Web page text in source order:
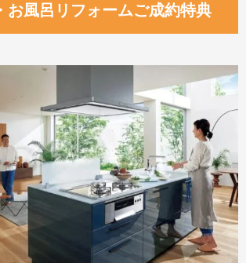
お風呂リフォームご成約特典